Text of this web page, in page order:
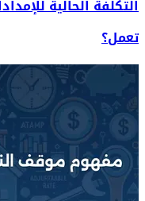
تعمل؟